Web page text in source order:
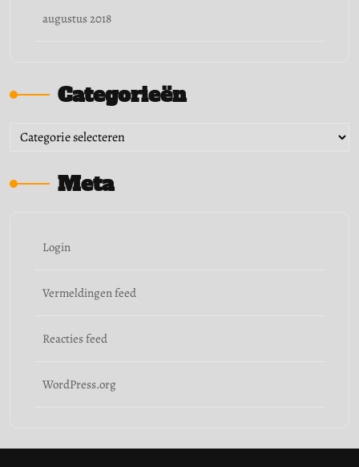
augustus 2018
Categorieën
Categorieën
Meta
Login
Vermeldingen feed
Reacties feed
WordPress.org